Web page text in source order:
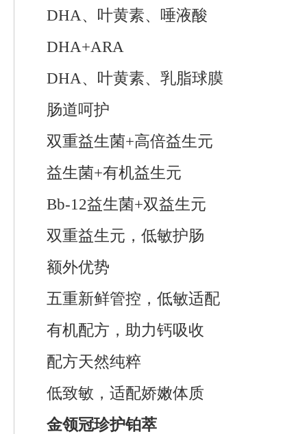
DHA、叶黄素、唾液酸
DHA+ARA
DHA、叶黄素、乳脂球膜
肠道呵护
双重益生菌+高倍益生元
益生菌+有机益生元
Bb-12益生菌+双益生元
双重益生元，低敏护肠
额外优势
五重新鲜管控，低敏适配
有机配方，助力钙吸收
配方天然纯粹
低致敏，适配娇嫩体质
金领冠珍护铂萃